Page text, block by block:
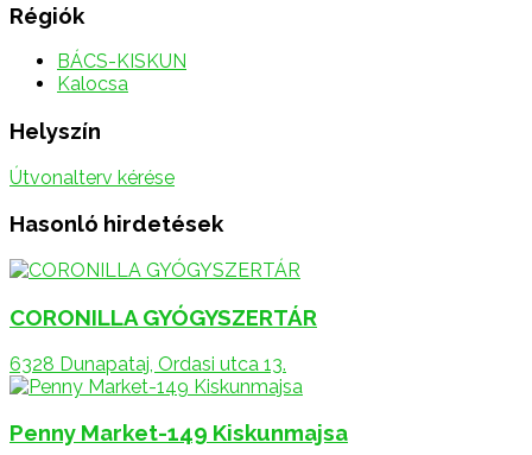
Régiók
BÁCS-KISKUN
Kalocsa
Helyszín
Útvonalterv kérése
Hasonló hirdetések
CORONILLA GYÓGYSZERTÁR
6328 Dunapataj, Ordasi utca 13.
Penny Market-149 Kiskunmajsa